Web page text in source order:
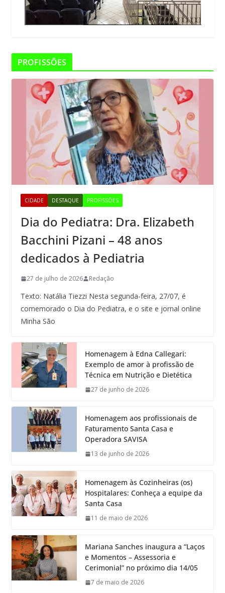
PROFISSÕES
CIDADE DESTAQUE PROFISSÕES
Dia do Pediatra: Dra. Elizabeth
Bacchini Pizani – 48 anos
dedicados à Pediatria
27 de julho de 2026 Redação
Texto: Natália Tiezzi Nesta segunda-feira, 27/07, é
comemorado o Dia do Pediatra, e o site e jornal online
Minha São
Homenagem à Edna Callegari:
Exemplo de amor à profissão de
Técnica em Nutrição e Dietética
27 de junho de 2026
Homenagem aos profissionais de
Faturamento Santa Casa e
Operadora SAVISA
13 de junho de 2026
Homenagem às Cozinheiras (os)
Hospitalares: Conheça a equipe da
Santa Casa
11 de maio de 2026
Mariana Sanches inaugura a “Laços
e Momentos – Assessoria e
Cerimonial” no próximo dia 14/05
7 de maio de 2026